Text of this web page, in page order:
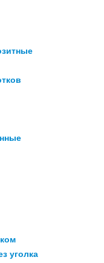
уголка